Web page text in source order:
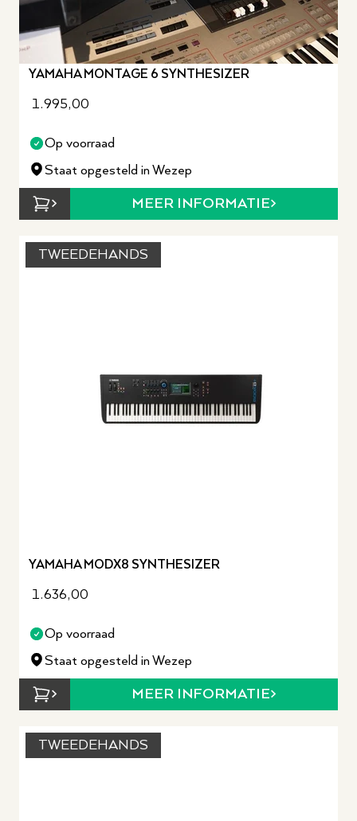
YAMAHA MONTAGE 6 SYNTHESIZER
1.995,00
Op voorraad
Staat opgesteld in Wezep
MEER INFORMATIE
TWEEDEHANDS
YAMAHA MODX8 SYNTHESIZER
1.636,00
Op voorraad
Staat opgesteld in Wezep
MEER INFORMATIE
TWEEDEHANDS